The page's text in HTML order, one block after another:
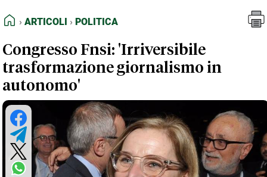
FEED RSS
NORMATIVE DEONTOLOGICHE
TERMINI e CONDIZIONI
HOME
ARTICOLI POLITICA
Congresso Fnsi: 'Irriversibile
trasformazione giornalismo in
autonomo'